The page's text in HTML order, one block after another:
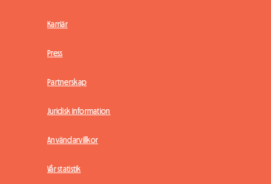
Karriär
Press
Partnerskap
Juridisk information
Användarvillkor
Vår statistik